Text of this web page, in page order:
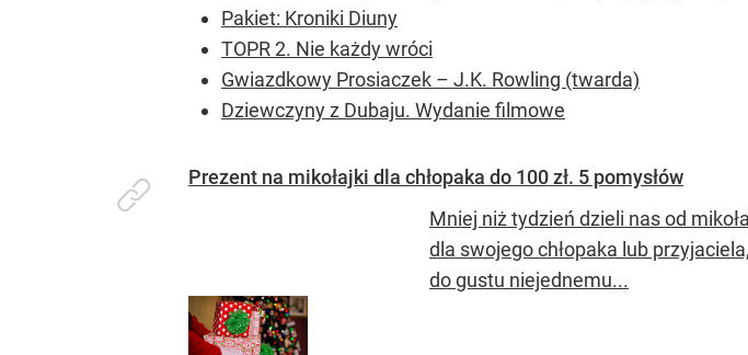
Pakiet: Kroniki Diuny
TOPR 2. Nie każdy wróci
Gwiazdkowy Prosiaczek – J.K. Rowling (twarda)
Dziewczyny z Dubaju. Wydanie filmowe
Prezent na mikołajki dla chłopaka do 100 zł. 5 pomysłów
Mniej niż tydzień dzieli nas od
dla swojego chłopaka lub
do gustu niejednemu...